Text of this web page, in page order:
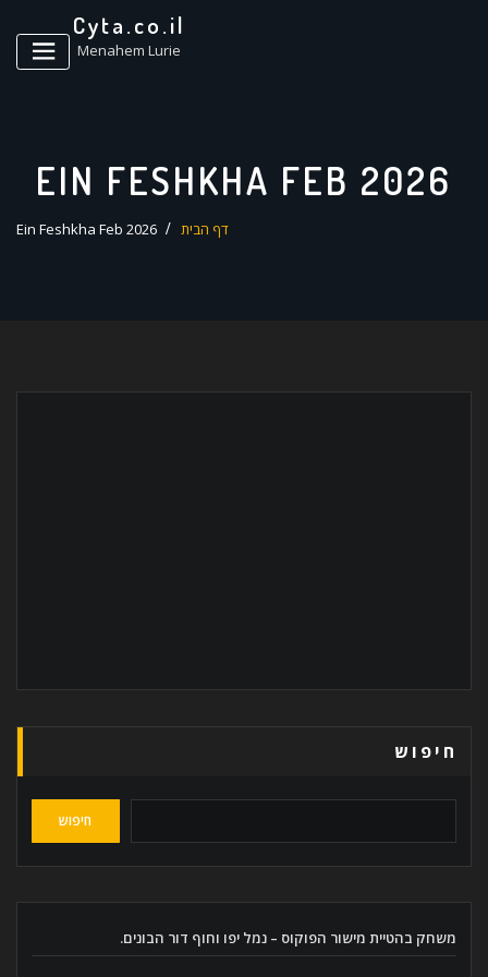
Cyta.co.il
Menahem Lurie
EIN FESHKHA FEB 2026
דף הבית Ein Feshkha Feb 2026
חיפוש
חיפוש
משחק בהטיית מישור הפוקוס – נמל יפו וחוף דור הבונים.